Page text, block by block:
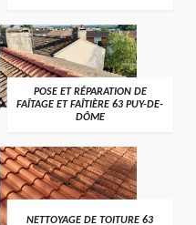
POSE ET RÉPARATION DE
FAÎTAGE ET FAÎTIÈRE 63 PUY-DE-
DÔME
NETTOYAGE DE TOITURE 63